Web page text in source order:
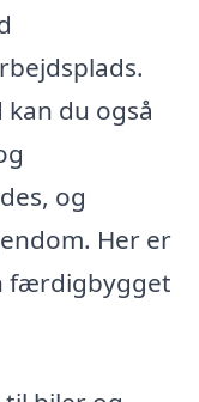
du også
og
Her er
færdigbygget